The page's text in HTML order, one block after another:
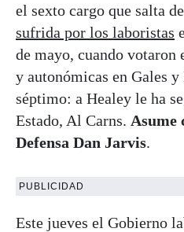
el sexto cargo que salta
sufrida por los laboristas
de mayo, cuando votaron
y autonómicas en Gales
séptimo: a Healey le ha
Estado, Al Carns. Asume
Defensa Dan Jarvis.
PUBLICIDAD
Este jueves el Gobierno